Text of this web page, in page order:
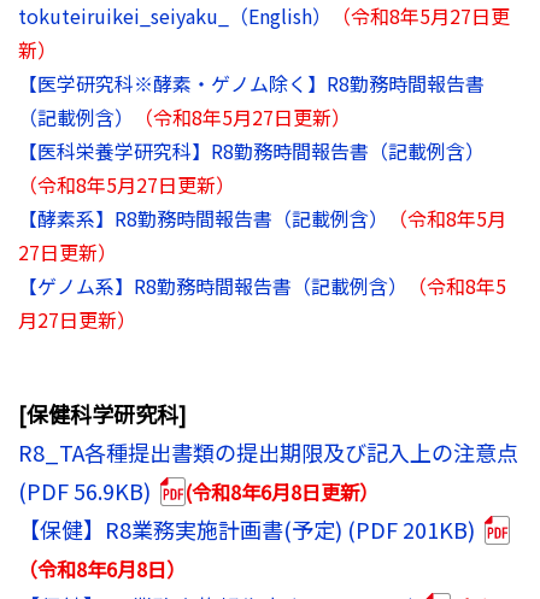
tokuteiruikei_seiyaku_（English）
（令和8年5月27日更
新）
【医学研究科※酵素・ゲノム除く】R8勤務時間報告書
（記載例含）
（令和8年5月27日更新）
【医科栄養学研究科】R8勤務時間報告書（記載例含）
（令和8年5月27日更新）
【酵素系】R8勤務時間報告書（記載例含）
（令和8年5月
27日更新）
【ゲノム系】R8勤務時間報告書（記載例含）
（令和8年5
月27日更新）
[保健科学研究科]
R8_TA各種提出書類の提出期限及び記入上の注意点
(PDF 56.9KB)
(令和8年6月8日更新）
【保健】R8業務実施計画書(予定) (PDF 201KB)
（令和8年6月8日）